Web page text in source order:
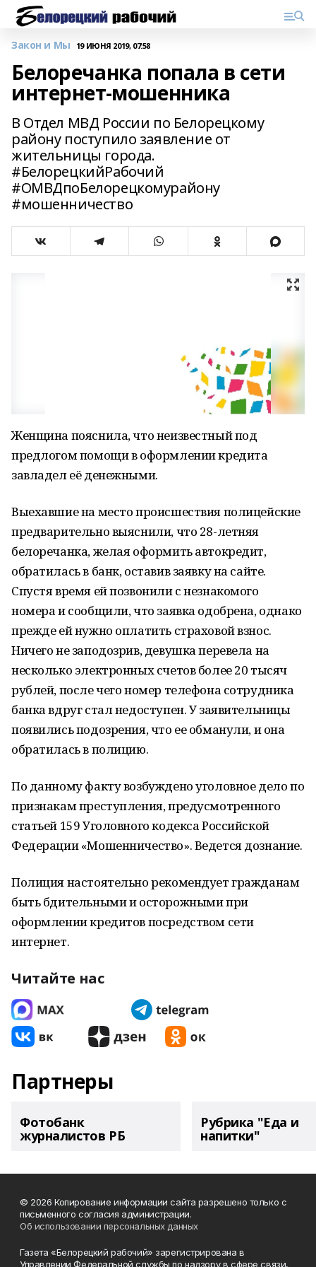
Закон и Мы 19 ИЮНЯ 2019, 07:58
Белоречанка попала в сети
интернет-мошенника
В Отдел МВД России по Белорецкому
району поступило заявление от
жительницы города.
#БелорецкийРабочий
#ОМВДпоБелорецкомурайону
#мошенничество
Женщина пояснила, что неизвестный под
предлогом помощи в оформлении кредита
завладел её денежными.
Выехавшие на место происшествия полицейские
предварительно выяснили, что 28-летняя
белоречанка, желая оформить автокредит,
обратилась в банк, оставив заявку на сайте.
Спустя время ей позвонили с незнакомого
номера и сообщили, что заявка одобрена, однако
прежде ей нужно оплатить страховой взнос.
Ничего не заподозрив, девушка перевела на
несколько электронных счетов более 20 тысяч
рублей, после чего номер телефона сотрудника
банка вдруг стал недоступен. У заявительницы
появились подозрения, что ее обманули, и она
обратилась в полицию.
По данному факту возбуждено уголовное дело по
признакам преступления, предусмотренного
статьей 159 Уголовного кодекса Российской
Федерации «Мошенничество». Ведется дознание.
Полиция настоятельно рекомендует гражданам
быть бдительными и осторожными при
оформлении кредитов посредством сети
интернет.
Читайте нас
Партнеры
Фотобанк
журналистов РБ
Рубрика "Еда и
напитки"
© 2026 Копирование информации сайта разрешено только с
письменного согласия администрации.
Об использовании персональных данных
Газета «Белорецкий рабочий» зарегистрирована в
Управлении Федеральной службы по надзору в сфере связи,